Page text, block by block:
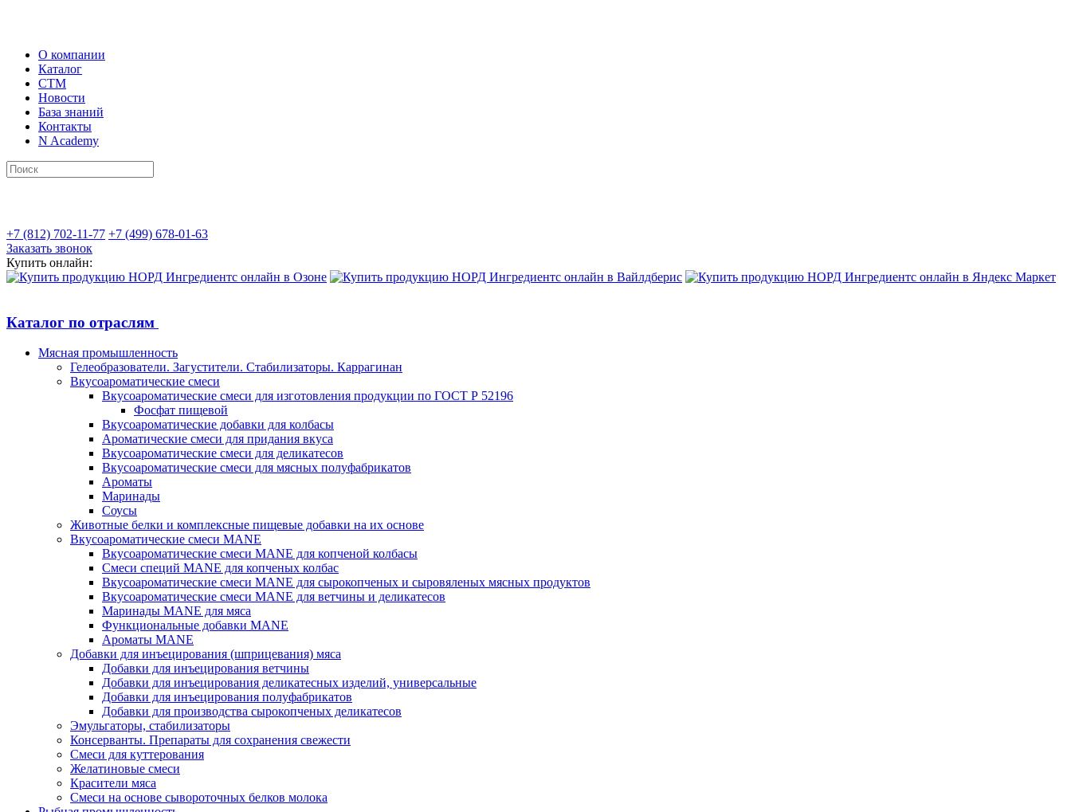
О компании
Каталог
СТМ
Новости
База знаний
Контакты
N Academy
+7 (812) 702-11-77 +7 (499) 678-01-63
Заказать звонок
Купить онлайн:
Каталог по отраслям
Мясная промышленность
Гелеобразователи. Загустители. Стабилизаторы. Каррагинан
Вкусоароматические смеси
Вкусоароматические смеси для изготовления продукции по ГОСТ Р 52196
Фосфат пищевой
Вкусоароматические добавки для колбасы
Ароматические смеси для придания вкуса
Вкусоароматические смеси для деликатесов
Вкусоароматические смеси для мясных полуфабрикатов
Ароматы
Маринады
Соусы
Животные белки и комплексные пищевые добавки на их основе
Вкусоароматические смеси MANE
Вкусоароматические смеси MANE для копченой колбасы
Смеси специй MANE для копченых колбас
Вкусоароматические смеси MANE для сырокопченых и сыровяленых мясных продуктов
Вкусоароматические смеси MANE для ветчины и деликатесов
Маринады MANE для мяса
Функциональные добавки MANE
Ароматы MANE
Добавки для инъецирования (шприцевания) мяса
Добавки для инъецирования ветчины
Добавки для инъецирования деликатесных изделий, универсальные
Добавки для инъецирования полуфабрикатов
Добавки для производства сырокопченых деликатесов
Эмульгаторы, стабилизаторы
Консерванты. Препараты для сохранения свежести
Смеси для куттерования
Желатиновые смеси
Красители мяса
Смеси на основе сывороточных белков молока